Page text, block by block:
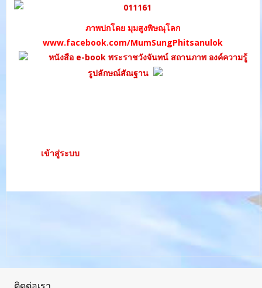
ภาพปกโดย มุมสูงพิษณุโลก
www.facebook.com/MumSungPhitsanulok
หนังสือ e-book พระราชวังจันทน์ สถานภาพ องค์ความรู้
รูปลักษณ์สัณฐาน
เข้าสู่ระบบเพื่อจะพิมพ์ความเห็น